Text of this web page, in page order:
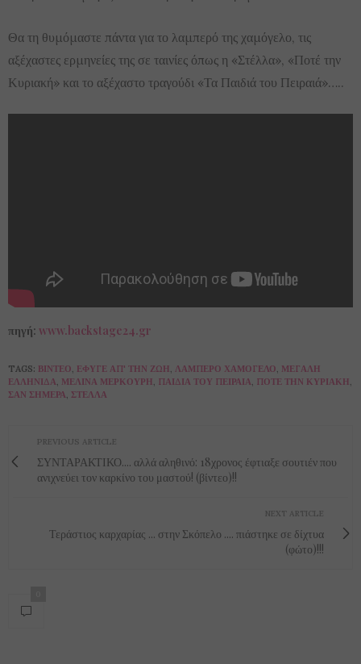
Θα τη θυμόμαστε πάντα για το λαμπερό της χαμόγελο, τις
αξέχαστες ερμηνείες της σε ταινίες όπως η «Στέλλα», «Ποτέ την
Κυριακή» και το αξέχαστο τραγούδι «Τα Παιδιά του Πειραιά»…..
πηγή: www.backstage24.gr
TAGS: ΒΊΝΤΕΟ, ΈΦΥΓΕ ΑΠ' ΤΗΝ ΖΩΉ, ΛΑΜΠΕΡΌ ΧΑΜΌΓΕΛΟ, ΜΕΓΆΛΗ
ΕΛΛΗΝΊΔΑ, ΜΕΛΊΝΑ ΜΕΡΚΟΎΡΗ, ΠΑΙΔΙΆ ΤΟΥ ΠΕΙΡΑΙΆ, ΠΟΤΈ ΤΗΝ ΚΥΡΙΑΚΉ,
ΣΑΝ ΣΉΜΕΡΑ, ΣΤΈΛΛΑ
PREVIOUS ARTICLE
ΣΥΝΤΑΡΑΚΤΙΚΟ.... αλλά αληθινό: 18χρονος έφτιαξε σουτιέν που
ανιχνεύει τον καρκίνο του μαστού! (βίντεο)!!
NEXT ARTICLE
Τεράστιος καρχαρίας ... στην Σκόπελο .... πιάστηκε σε δίχτυα
(φώτο)!!!